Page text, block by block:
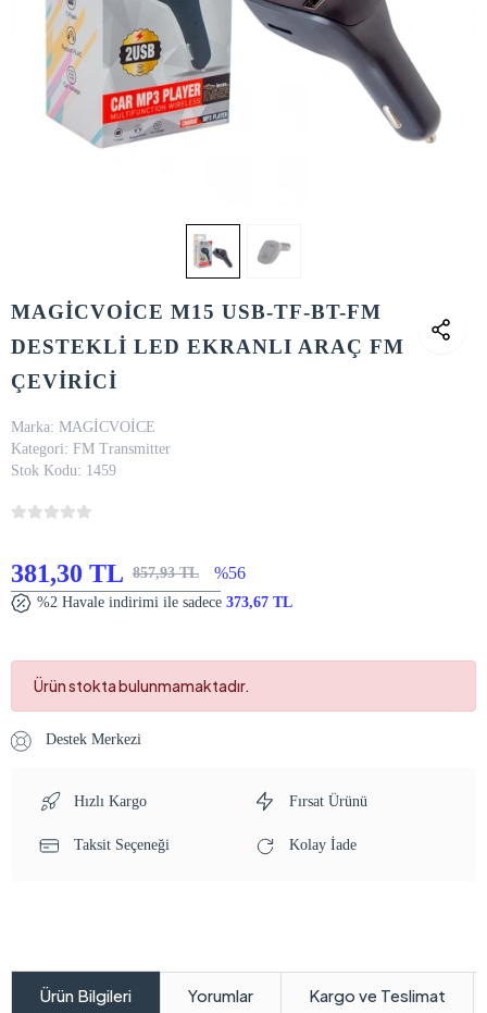
MAGİCVOİCE M15 USB-TF-BT-FM
DESTEKLİ LED EKRANLI ARAÇ FM
ÇEVİRİCİ
Marka: MAGİCVOİCE
Kategori: FM Transmitter
Stok Kodu: 1459
381,30 TL 857,93 TL %56
%2 Havale indirimi ile sadece 373,67 TL
Ürün stokta bulunmamaktadır.
Destek Merkezi
Hızlı Kargo Fırsat Ürünü
Taksit Seçeneği Kolay İade
Ürün Bilgileri Yorumlar Kargo ve Teslimat